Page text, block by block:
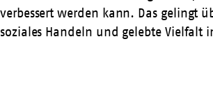
verbessert werden kann. Das gelingt
soziales Handeln und gelebte Vielfalt